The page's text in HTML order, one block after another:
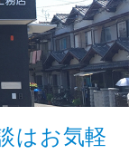
はお気軽